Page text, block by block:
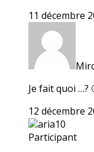
11 décembre
Je fait quoi …?
12 décembre
aria10
Participant